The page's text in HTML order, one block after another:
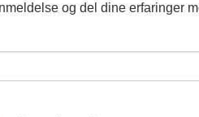
og del dine erfaringer